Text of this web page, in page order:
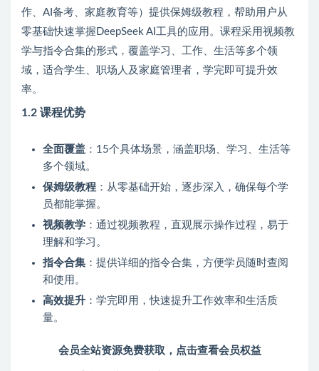
作、AI备考、家庭教育等）提供保姆级教程，帮助用户从
零基础快速掌握DeepSeek AI工具的应用。课程采用视频教
学与指令合集的形式，覆盖学习、工作、生活等多个领
域，适合学生、职场人及家庭管理者，学完即可提升效
率。
1.2 课程优势
全面覆盖 ：15个具体场景，涵盖职场、学习、生活等
多个领域。
保姆级教程 ：从零基础开始，逐步深入，确保每个学
员都能掌握。
视频教学 ：通过视频教程，直观展示操作过程，易于
理解和学习。
指令合集 ：提供详细的指令合集，方便学员随时查阅
和使用。
高效提升 ：学完即用，快速提升工作效率和生活质
量。
会员全站资源免费获取，点击查看会员权益